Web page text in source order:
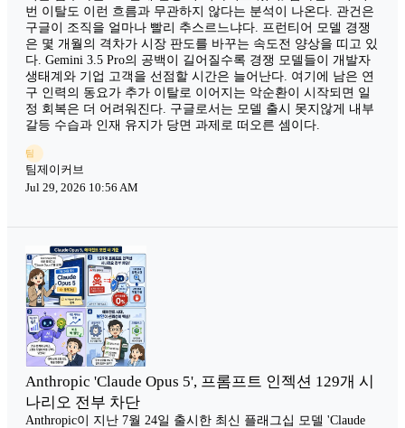
번 이탈도 이런 흐름과 무관하지 않다는 분석이 나온다. 관건은
구글이 조직을 얼마나 빨리 추스르느냐다. 프런티어 모델 경쟁
은 몇 개월의 격차가 시장 판도를 바꾸는 속도전 양상을 띠고 있
다. Gemini 3.5 Pro의 공백이 길어질수록 경쟁 모델들이 개발자
생태계와 기업 고객을 선점할 시간은 늘어난다. 여기에 남은 연
구 인력의 동요가 추가 이탈로 이어지는 악순환이 시작되면 일
정 회복은 더 어려워진다. 구글로서는 모델 출시 못지않게 내부
갈등 수습과 인재 유지가 당면 과제로 떠오른 셈이다.
팀
팀제이커브
Jul 29, 2026 10:56 AM
Anthropic 'Claude Opus 5', 프롬프트 인젝션 129개 시
나리오 전부 차단
Anthropic이 지난 7월 24일 출시한 최신 플래그십 모델 'Claude